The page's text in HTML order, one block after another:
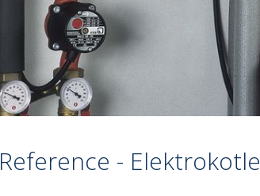
Reference - Elektrokotle